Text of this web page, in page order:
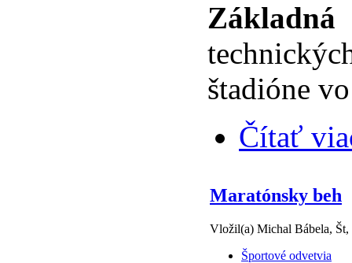
štadióne
Čítať
Maratónsky beh
Vložil(a) Michal Bábela, Št,
Športové odvetvia